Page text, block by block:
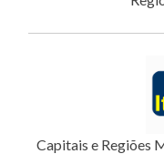
Capitais e Regiões